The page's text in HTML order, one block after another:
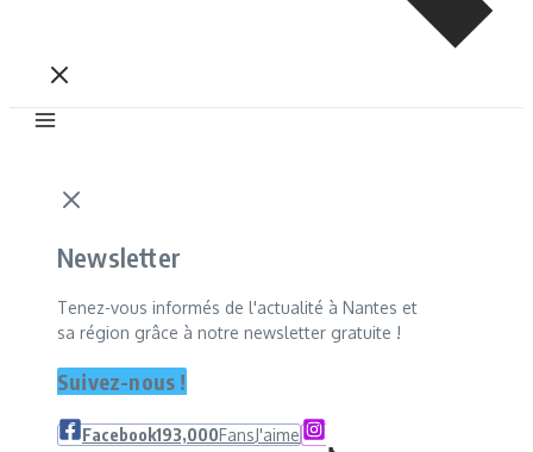
Newsletter
Tenez-vous informés de l'actualité à Nantes et
sa région grâce à notre newsletter gratuite !
Suivez-nous !
Facebook193,000FansJ'aime